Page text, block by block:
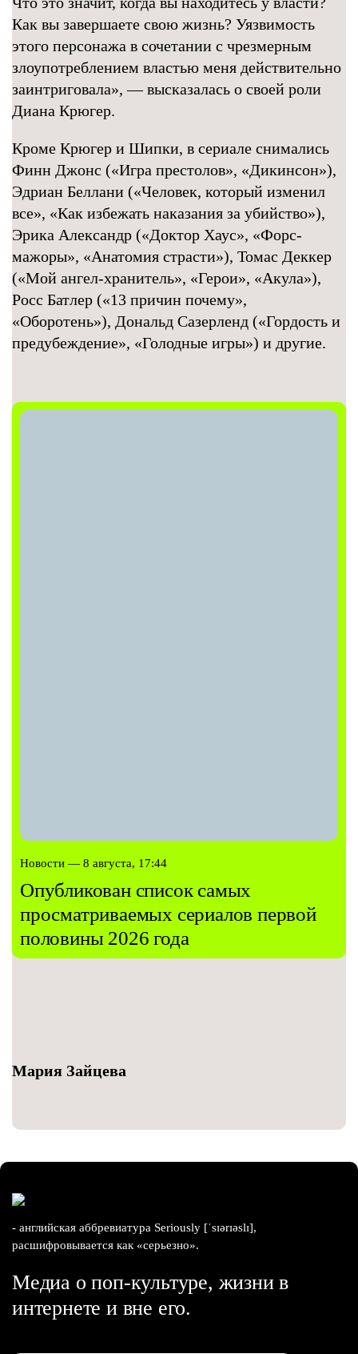
Как вы завершаете свою жизнь? Уязвимость
этого персонажа в сочетании с чрезмерным
злоупотреблением властью меня действительно
заинтриговала», — высказалась о своей роли
Диана Крюгер.
Кроме Крюгер и Шипки, в сериале снимались
Финн Джонс («Игра престолов», «Дикинсон»),
Эдриан Беллани («Человек, который изменил
все», «Как избежать наказания за убийство»),
Эрика Александр («Доктор Хаус», «Форс-
мажоры», «Анатомия страсти»), Томас Деккер
(«Мой ангел-хранитель», «Герои», «Акула»),
Росс Батлер («13 причин почему»,
«Оборотень»), Дональд Сазерленд («Гордость и
предубеждение», «Голодные игры») и другие.
Новости — 8 августа, 17:44
Опубликован список самых
просматриваемых сериалов первой
половины 2026 года
Мария Зайцева
- английская аббревиатура Seriously [ˈsɪərɪəslɪ],
расшифровывается как «серьезно».
Медиа о поп-культуре, жизни в
интернете и вне его.